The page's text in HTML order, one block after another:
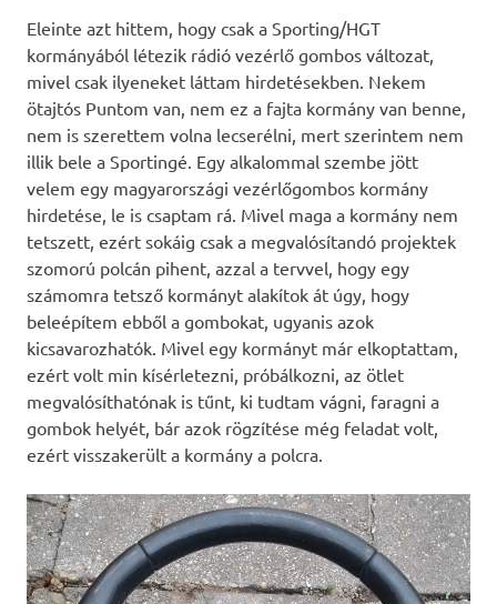
Eleinte azt hittem, hogy csak a Sporting/HGT
kormányából létezik rádió vezérlő gombos változat,
mivel csak ilyeneket láttam hirdetésekben. Nekem
ötajtós Puntom van, nem ez a fajta kormány van benne,
nem is szerettem volna lecserélni, mert szerintem nem
illik bele a Sportingé. Egy alkalommal szembe jött
velem egy magyarországi vezérlőgombos kormány
hirdetése, le is csaptam rá. Mivel maga a kormány nem
tetszett, ezért sokáig csak a megvalósítandó projektek
szomorú polcán pihent, azzal a tervvel, hogy egy
számomra tetsző kormányt alakítok át úgy, hogy
beleépítem ebből a gombokat, ugyanis azok
kicsavarozhatók. Mivel egy kormányt már elkoptattam,
ezért volt min kísérletezni, próbálkozni, az ötlet
megvalósíthatónak is tűnt, ki tudtam vágni, faragni a
gombok helyét, bár azok rögzítése még feladat volt,
ezért visszakerült a kormány a polcra.